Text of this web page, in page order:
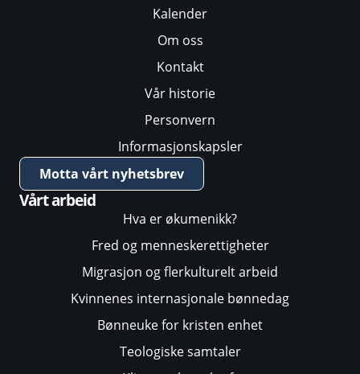
Kalender
Om oss
Kontakt
Vår historie
Personvern
Informasjonskapsler
Motta vårt nyhetsbrev
Vårt arbeid
Hva er økumenikk?
Fred og menneskerettigheter
Migrasjon og flerkulturelt arbeid
Kvinnenes internasjonale bønnedag
Bønneuke for kristen enhet
Teologiske samtaler